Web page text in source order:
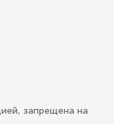
запрещена на